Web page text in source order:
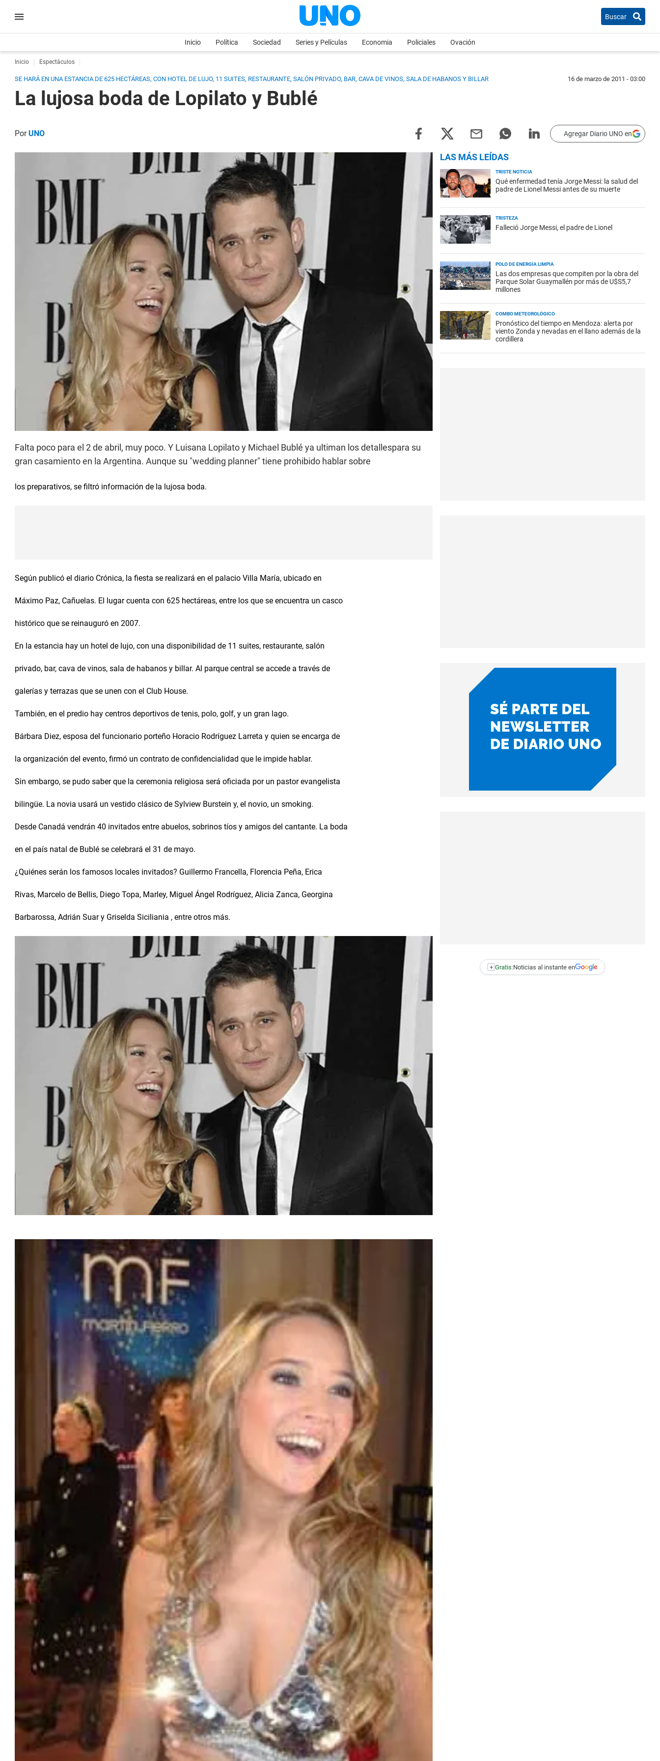
Buscar
Inicio Política Sociedad Series y Películas Economia Policiales Ovación
Inicio Espectáculos
SE HARÁ EN UNA ESTANCIA DE 625 HECTÁREAS, CON HOTEL DE LUJO, 11 SUITES, RESTAURANTE, SALÓN PRIVADO, BAR, CAVA DE VINOS, SALA DE HABANOS Y BILLAR 16 de marzo de 2011 - 03:00
La lujosa boda de Lopilato y Bublé
PorUNO Agregar Diario UNO en
Falta poco para el 2 de abril, muy poco. Y Luisana Lopilato y Michael Bublé ya ultiman los detallespara su
gran casamiento en la Argentina. Aunque su "wedding planner" tiene prohibido hablar sobre
los preparativos, se filtró información de la lujosa boda.
Según publicó el diario Crónica, la fiesta se realizará en el palacio Villa María, ubicado en
Máximo Paz, Cañuelas. El lugar cuenta con 625 hectáreas, entre los que se encuentra un casco
histórico que se reinauguró en 2007.
En la estancia hay un hotel de lujo, con una disponibilidad de 11 suites, restaurante, salón
privado, bar, cava de vinos, sala de habanos y billar. Al parque central se accede a través de
galerías y terrazas que se unen con el Club House.
También, en el predio hay centros deportivos de tenis, polo, golf, y un gran lago.
Bárbara Diez, esposa del funcionario porteño Horacio Rodríguez Larreta y quien se encarga de
la organización del evento, firmó un contrato de confidencialidad que le impide hablar.
Sin embargo, se pudo saber que la ceremonia religiosa será oficiada por un pastor evangelista
bilingüe. La novia usará un vestido clásico de Sylview Burstein y, el novio, un smoking.
Desde Canadá vendrán 40 invitados entre abuelos, sobrinos tíos y amigos del cantante. La boda
en el país natal de Bublé se celebrará el 31 de mayo.
¿Quiénes serán los famosos locales invitados? Guillermo Francella, Florencia Peña, Erica
Rivas, Marcelo de Bellis, Diego Topa, Marley, Miguel Ángel Rodríguez, Alicia Zanca, Georgina
Barbarossa, Adrián Suar y Griselda Siciliania , entre otros más.
LAS MÁS LEÍDAS
TRISTE NOTICIA
Qué enfermedad tenía Jorge Messi: la salud del
padre de Lionel Messi antes de su muerte
TRISTEZA
Falleció Jorge Messi, el padre de Lionel
POLO DE ENERGÍA LIMPIA
Las dos empresas que compiten por la obra del
Parque Solar Guaymallén por más de U$S5,7
millones
COMBO METEOROLÓGICO
Pronóstico del tiempo en Mendoza: alerta por
viento Zonda y nevadas en el llano además de la
cordillera
+ Gratis:Noticias al instante en